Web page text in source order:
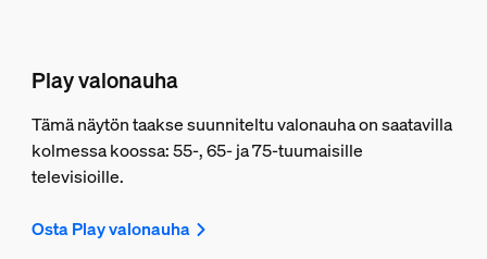
Play valonauha
Tämä näytön taakse suunniteltu valonauha on saatavilla
kolmessa koossa: 55-, 65- ja 75-tuumaisille
televisioille.
Osta Play valonauha